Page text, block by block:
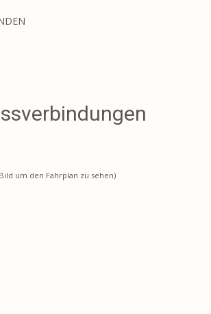
um den Fahrplan zu sehen)